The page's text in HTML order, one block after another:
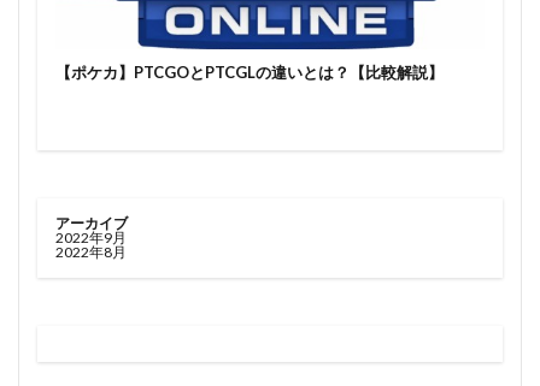
【ポケカ】PTCGOとPTCGLの違いとは？【比較解説】
アーカイブ
2022年9月
2022年8月